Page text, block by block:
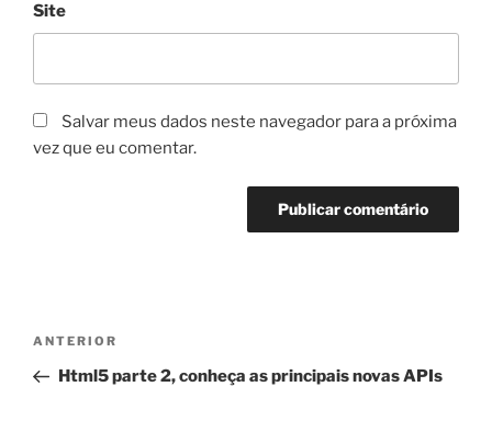
Site
Salvar meus dados neste navegador para a próxima
vez que eu comentar.
Navegação
Post
Post
anterior
ANTERIOR
Html5 parte 2, conheça as principais novas APIs